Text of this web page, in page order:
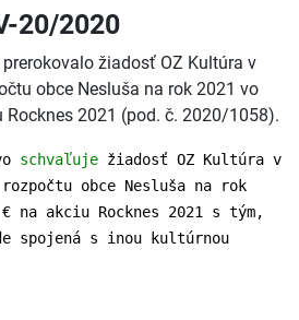
20/2020
žiadosť OZ Kultúra v
obce Nesluša na rok 2021 vo
Rocknes 2021 (pod. č. 2020/1058).
schvaľuje žiadosť OZ Kultúra v
obce Nesluša na rok
na akciu Rocknes 2021 s tým,
spojená s inou kultúrnou